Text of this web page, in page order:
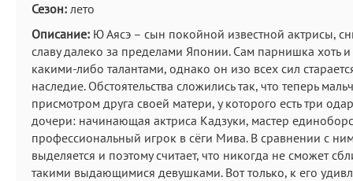
Сезон: лето
Описание: Ю Аясэ – сын покойной известной актрисы,
славу далеко за пределами Японии. Сам парнишка хоть
какими-либо талантами, однако он изо всех сил
наследие. Обстоятельства сложились так, что теперь
присмотром друга своей матери, у которого есть три
дочери: начинающая актриса Кадзуки, мастер
профессиональный игрок в сёги Мива. В сравнении с
выделяется и поэтому считает, что никогда не сможет
такими выдающимися девушками. Вот только, к его